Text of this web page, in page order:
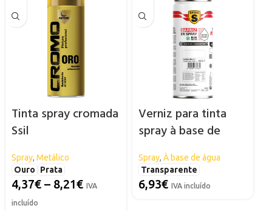
Tinta spray cromada
Ssil
Spray, Metálico
Ouro
Prata
4,37€ – 8,21€ IVA
incluído
Verniz para tinta
spray à base de
água SPSIL
Spray, À base de água
Transparente
6,93€ IVA incluído